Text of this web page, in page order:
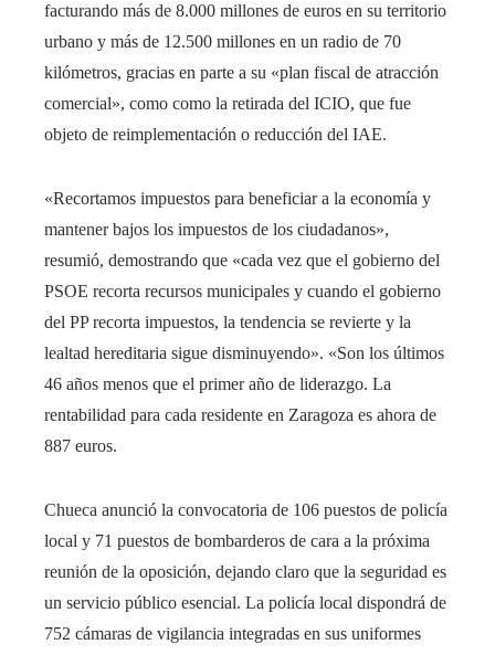
facturando más de 8.000 millones de euros en su territorio
urbano y más de 12.500 millones en un radio de 70
kilómetros, gracias en parte a su «plan fiscal de atracción
comercial», como como la retirada del ICIO, que fue
objeto de reimplementación o reducción del IAE.
«Recortamos impuestos para beneficiar a la economía y
mantener bajos los impuestos de los ciudadanos»,
resumió, demostrando que «cada vez que el gobierno del
PSOE recorta recursos municipales y cuando el gobierno
del PP recorta impuestos, la tendencia se revierte y la
lealtad hereditaria sigue disminuyendo». «Son los últimos
46 años menos que el primer año de liderazgo. La
rentabilidad para cada residente en Zaragoza es ahora de
887 euros.
Chueca anunció la convocatoria de 106 puestos de policía
local y 71 puestos de bombarderos de cara a la próxima
reunión de la oposición, dejando claro que la seguridad es
un servicio público esencial. La policía local dispondrá de
752 cámaras de vigilancia integradas en sus uniformes